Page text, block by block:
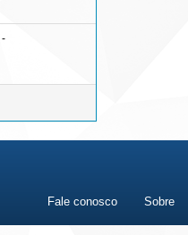
-
Fale conosco Sobre